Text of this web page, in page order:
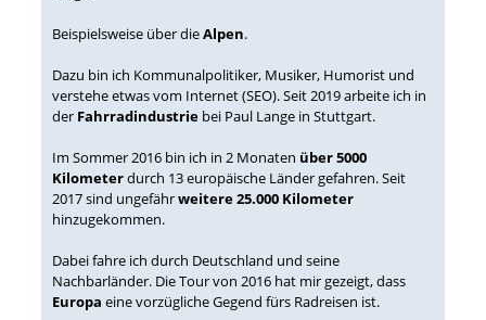
Beispielsweise über dieAlpen.
Dazu bin ich Kommunalpolitiker, Musiker, Humorist und
verstehe etwas vom Internet (SEO). Seit 2019 arbeite ich in
der Fahrradindustrie bei Paul Lange in Stuttgart.
Im Sommer 2016 bin ich in 2 Monaten über 5000
Kilometerdurch 13 europäische Länder gefahren. Seit
2017 sind ungefährweitere 25.000 Kilometer
hinzugekommen.
Dabei fahre ich durch Deutschland und seine
Nachbarländer. Die Tour von 2016 hat mir gezeigt, dass
Europa eine vorzügliche Gegend fürs Radreisen ist.